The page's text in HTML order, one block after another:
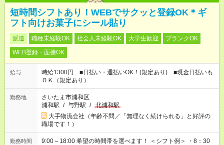
短時間シフトあり！WEBでサクッと登録OK＊ギ
フト向けお菓子にシール貼り
派遣 職種未経験OK 社会人未経験OK 大学生歓迎
ブランクOK
WEB登録・面接OK
給与
時給1300円 ■日払い・週払いOK！(規定あり) ■現金日払いも
ＯＫ（規定あり）
勤務地
さいたま市浦和区
浦和駅 / 与野駅 / 北浦和駅
大手物流会社（年齢不問／「無理なく続けられる」と好評の
職場です！）
勤務時間
9:00～18:00 希望の時間帯を選べます！ ＜シフト例＞ ・8：30